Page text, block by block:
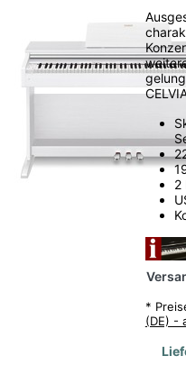
Marken und Modelle
Persönliche
Gut erreichbar aus
2
*
(DE) -